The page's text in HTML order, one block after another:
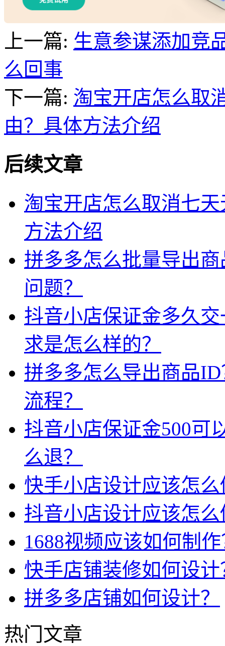
上一篇: 生意参谋添加竞
么回事
下一篇: 淘宝开店怎么取
由？具体方法介绍
后续文章
淘宝开店怎么取消七
方法介绍
拼多多怎么批量导出
问题？
抖音小店保证金多久
求是怎么样的？
拼多多怎么导出商品
流程？
抖音小店保证金500可
么退？
快手小店设计应该怎么
抖音小店设计应该怎么
1688视频应该如何制
快手店铺装修如何设计
拼多多店铺如何设计？
热门文章